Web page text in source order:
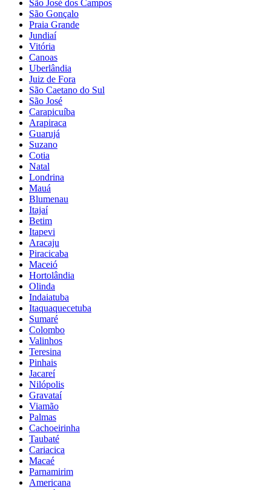
São José dos Campos
São Gonçalo
Praia Grande
Jundiaí
Vitória
Canoas
Uberlândia
Juiz de Fora
São Caetano do Sul
São José
Carapicuíba
Arapiraca
Guarujá
Suzano
Cotia
Natal
Londrina
Mauá
Blumenau
Itajaí
Betim
Itapevi
Aracaju
Piracicaba
Maceió
Hortolândia
Olinda
Indaiatuba
Itaquaquecetuba
Sumaré
Colombo
Valinhos
Teresina
Pinhais
Jacareí
Nilópolis
Gravataí
Viamão
Palmas
Cachoeirinha
Taubaté
Cariacica
Macaé
Parnamirim
Americana